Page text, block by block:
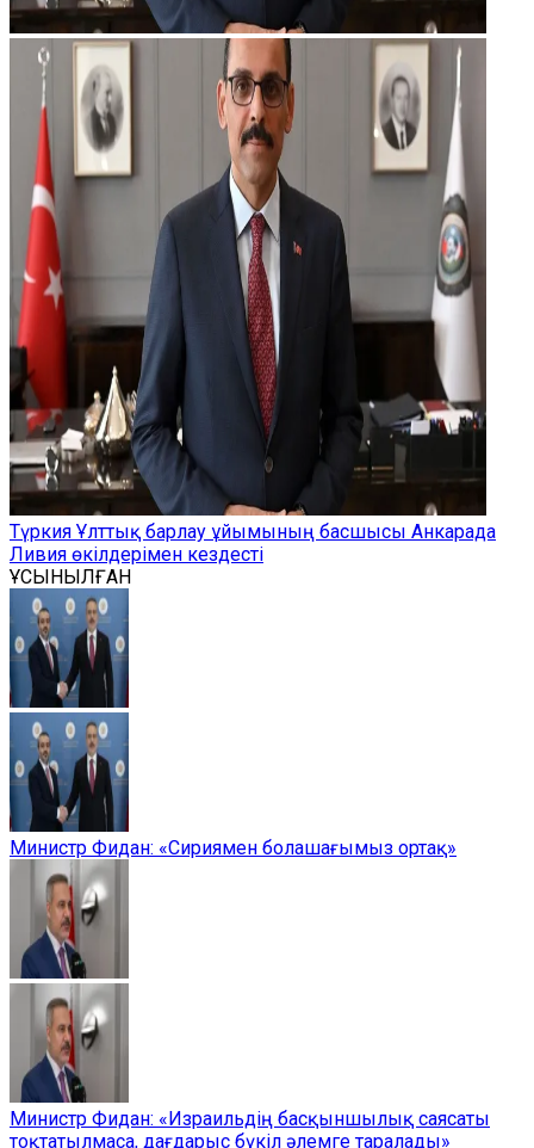
Түркия Ұлттық барлау ұйымының басшысы Анкарада
Ливия өкілдерімен кездесті
ҰСЫНЫЛҒАН
Министр Фидан: «Сириямен болашағымыз ортақ»
Министр Фидан: «Израильдің басқыншылық саясаты
тоқтатылмаса, дағдарыс бүкіл әлемге таралады»